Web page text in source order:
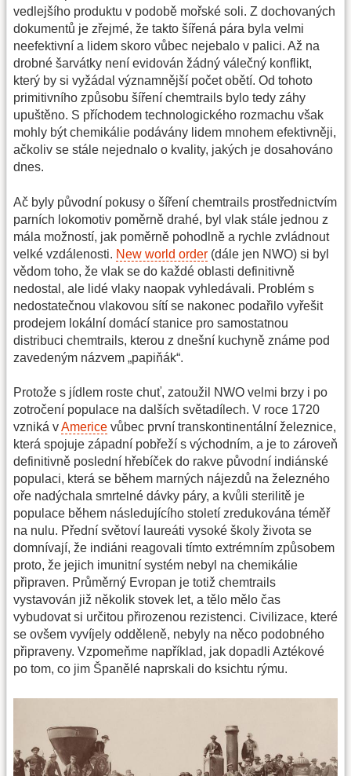
vedlejšího produktu v podobě mořské soli. Z dochovaných
dokumentů je zřejmé, že takto šířená pára byla velmi
neefektivní a lidem skoro vůbec nejebalo v palici. Až na
drobné šarvátky není evidován žádný válečný konflikt,
který by si vyžádal významnější počet obětí. Od tohoto
primitivního způsobu šíření chemtrails bylo tedy záhy
upuštěno. S příchodem technologického rozmachu však
mohly být chemikálie podávány lidem mnohem efektivněji,
ačkoliv se stále nejednalo o kvality, jakých je dosahováno
dnes.
Ač byly původní pokusy o šíření chemtrails prostřednictvím
parních lokomotiv poměrně drahé, byl vlak stále jednou z
mála možností, jak poměrně pohodlně a rychle zvládnout
velké vzdálenosti. New world order (dále jen NWO) si byl
vědom toho, že vlak se do každé oblasti definitivně
nedostal, ale lidé vlaky naopak vyhledávali. Problém s
nedostatečnou vlakovou sítí se nakonec podařilo vyřešit
prodejem lokální domácí stanice pro samostatnou
distribuci chemtrails, kterou z dnešní kuchyně známe pod
zavedeným názvem „papiňák“.
Protože s jídlem roste chuť, zatoužil NWO velmi brzy i po
zotročení populace na dalších světadílech. V roce 1720
vzniká vAmerice vůbec první transkontinentální železnice,
která spojuje západní pobřeží s východním, a je to zároveň
definitivně poslední hřebíček do rakve původní indiánské
populaci, která se během marných nájezdů na železného
oře nadýchala smrtelné dávky páry, a kvůli sterilitě je
populace během následujícího století zredukována téměř
na nulu. Přední světoví laureáti vysoké školy života se
domnívají, že indiáni reagovali tímto extrémním způsobem
proto, že jejich imunitní systém nebyl na chemikálie
připraven. Průměrný Evropan je totiž chemtrails
vystavován již několik stovek let, a tělo mělo čas
vybudovat si určitou přirozenou rezistenci. Civilizace, které
se ovšem vyvíjely odděleně, nebyly na něco podobného
připraveny. Vzpomeňme například, jak dopadli Aztékové
po tom, co jim Španělé naprskali do ksichtu rýmu.